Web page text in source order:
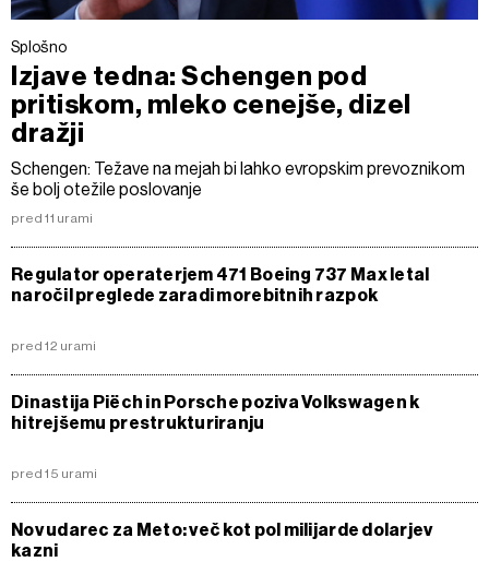
Splošno
Izjave tedna: Schengen pod
pritiskom, mleko cenejše, dizel
dražji
Schengen: Težave na mejah bi lahko evropskim prevoznikom
še bolj otežile poslovanje
pred 11 urami
Regulator operaterjem 471 Boeing 737 Max letal
naročil preglede zaradi morebitnih razpok
pred 12 urami
Dinastija Piëch in Porsche poziva Volkswagen k
hitrejšemu prestrukturiranju
pred 15 urami
Nov udarec za Meto: več kot pol milijarde dolarjev
kazni